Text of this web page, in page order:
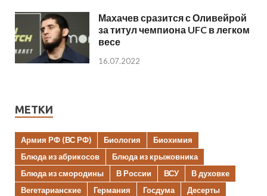
Махачев сразится с Оливейрой
за титул чемпиона UFC в легком
весе
16.07.2022
МЕТКИ
Армия РФ (ВС РФ) Биология
Биохимия
Блюда из абрикосов
Блюда из крыжовника
Блюда из смородины
В России ВСУ
В духовке
Вегетарианские
Германия Госдума
Десерты